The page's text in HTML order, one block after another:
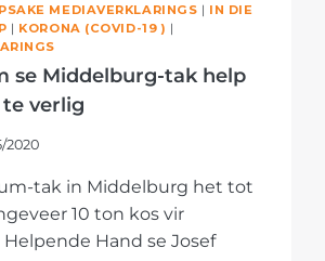
MEDIAVERKLARINGS | IN DIE
| KORONA (COVID-19 ) |
se Middelburg-tak help
verlig
2020
tak in Middelburg het tot
10 ton kos vir
Hand se Josef